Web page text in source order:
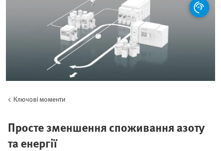
Ключові моменти
Просте зменшення споживання азоту
та енергії